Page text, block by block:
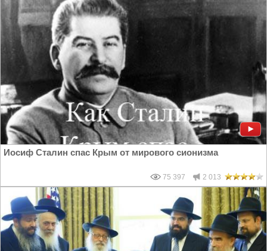
Иосиф Сталин спас Крым от мирового сионизма
75 397 2 013